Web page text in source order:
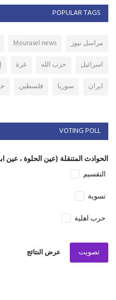
POPULAR TAGS
مراسل نيوز Mourasel news
اسرائيل
حزب الله غزة
ايران
سوريا فلسطين
VOTING POLL
الحوادث المتنقلة (عين الحلوة ، عين
التقسيم
تسوية
حرب اهلية
تصويت عرض النتائج